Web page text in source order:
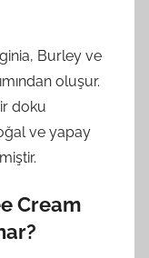
Burley ve
oluşur.
doku
ve yapay
Cream